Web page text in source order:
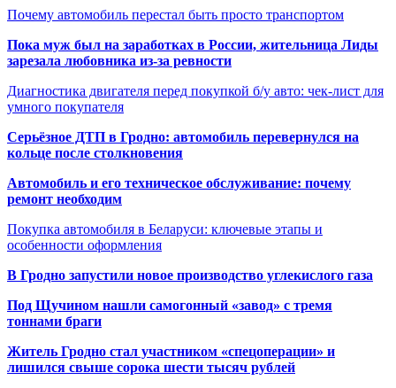
Почему автомобиль перестал быть просто транспортом
Пока муж был на заработках в России, жительница Лиды
зарезала любовника из-за ревности
Диагностика двигателя перед покупкой б/у авто: чек-лист для
умного покупателя
Серьёзное ДТП в Гродно: автомобиль перевернулся на
кольце после столкновения
Автомобиль и его техническое обслуживание: почему
ремонт необходим
Покупка автомобиля в Беларуси: ключевые этапы и
особенности оформления
В Гродно запустили новое производство углекислого газа
Под Щучином нашли самогонный «завод» с тремя
тоннами браги
Житель Гродно стал участником «спецоперации» и
лишился свыше сорока шести тысяч рублей